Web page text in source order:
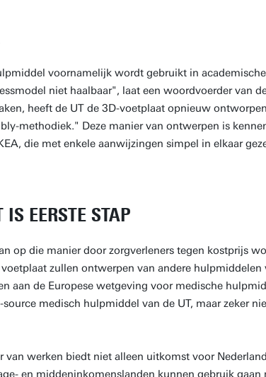
voornamelijk wordt gebruikt in
niet haalbaar", laat een woordvoerder van
heeft de UT de 3D-voetplaat opnieuw
methodiek." Deze manier van ontwerpen is
die met enkele aanwijzingen simpel in elkaar
IS EERSTE STAP
op die manier door zorgverleners tegen kostprijs
zullen ontwerpen van andere hulpmiddelen
aan de Europese wetgeving voor medische
source medisch hulpmiddel van de UT, maar zeker
van werken biedt niet alleen uitkomst voor
en middeninkomenslanden kunnen gebruik gaan